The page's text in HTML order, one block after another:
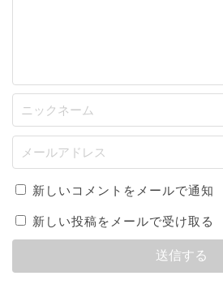
新しいコメントをメールで通知
新しい投稿をメールで受け取る